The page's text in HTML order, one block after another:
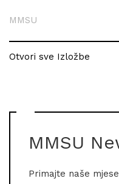
MMSU
Otvori sve Izložbe
MMSU
Primajte naše